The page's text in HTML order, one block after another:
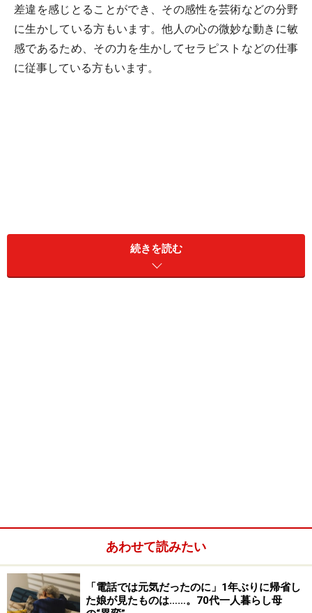
差違を感じとることができ、その感性を芸術などの分野
に生かしている方もいます。他人の心の微妙な動きに敏
感であるため、その力を生かしてセラピストなどの仕事
に従事している方もいます。
続きを読む
あわせて読みたい
「電話では元気だったのに」1年ぶりに帰省し
た娘が見たものは……。70代一人暮らし母